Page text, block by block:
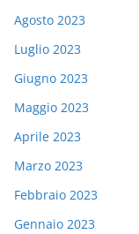
Agosto 2023
Luglio 2023
Giugno 2023
Maggio 2023
Aprile 2023
Marzo 2023
Febbraio 2023
Gennaio 2023